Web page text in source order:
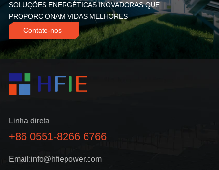
SOLUÇÕES ENERGÉTICAS INOVADORAS QUE
PROPORCIONAM VIDAS MELHORES
Contate-nos
Linha direta
+86 0551-8266 6766
Email:info@hfiepower.com